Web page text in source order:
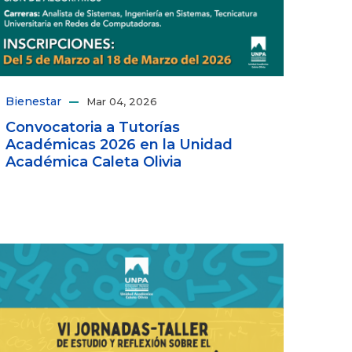
Bienestar Mar 04, 2026
Convocatoria a Tutorías
Académicas 2026 en la Unidad
Académica Caleta Olivia